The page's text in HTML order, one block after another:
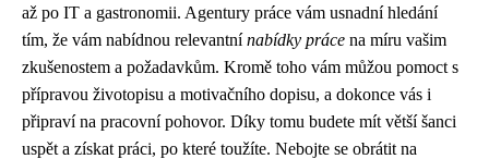
až po IT a gastronomii. Agentury práce vám usnadní hledání
tím, že vám nabídnou relevantnínabídky práce na míru vašim
zkušenostem a požadavkům. Kromě toho vám můžou pomoct s
přípravou životopisu a motivačního dopisu, a dokonce vás i
připraví na pracovní pohovor. Díky tomu budete mít větší šanci
uspět a získat práci, po které toužíte. Nebojte se obrátit na